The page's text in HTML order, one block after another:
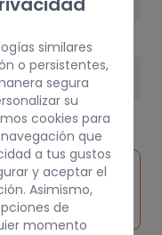
Consultar
por
similares
o persistentes,
segura
su
cookies para
que
a tus gustos
y aceptar el
Asimismo,
de
momento